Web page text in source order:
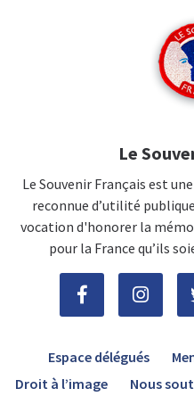
Le
Le Souvenir Français est
reconnue d’utilité
vocation d'honorer la
pour la France qu’ils
Espace délégués
Droit à l’image
Nous